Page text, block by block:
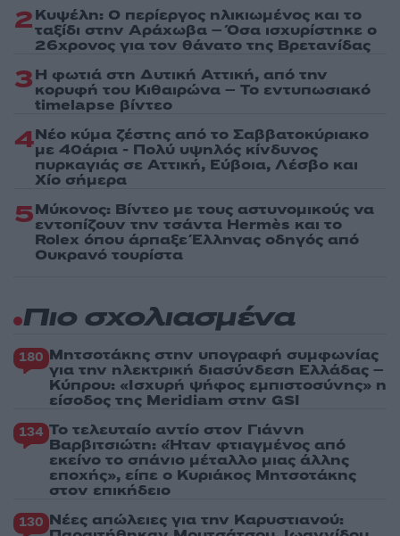
2Κυψέλη: Ο περίεργος ηλικιωμένος και το
ταξίδι στην Αράχωβα – Όσα ισχυρίστηκε ο
26χρονος για τον θάνατο της Βρετανίδας
3Η φωτιά στη Δυτική Αττική, από την
κορυφή του Κιθαιρώνα – Το εντυπωσιακό
timelapse βίντεο
4Νέο κύμα ζέστης από το Σαββατοκύριακο
με 40άρια - Πολύ υψηλός κίνδυνος
πυρκαγιάς σε Αττική, Εύβοια, Λέσβο και
Χίο σήμερα
5Μύκονος: Βίντεο με τους αστυνομικούς να
εντοπίζουν την τσάντα Hermès και το
Rolex όπου άρπαξε Έλληνας οδηγός από
Ουκρανό τουρίστα
Πιο σχολιασμένα
180 Μητσοτάκης στην υπογραφή συμφωνίας
για την ηλεκτρική διασύνδεση Ελλάδας –
Κύπρου: «Ισχυρή ψήφος εμπιστοσύνης» η
είσοδος της Meridiam στην GSI
134 Το τελευταίο αντίο στον Γιάννη
Βαρβιτσιώτη: «Ήταν φτιαγμένος από
εκείνο το σπάνιο μέταλλο μιας άλλης
εποχής», είπε ο Κυριάκος Μητσοτάκης
στον επικήδειο
130 Νέες απώλειες για την Καρυστιανού: